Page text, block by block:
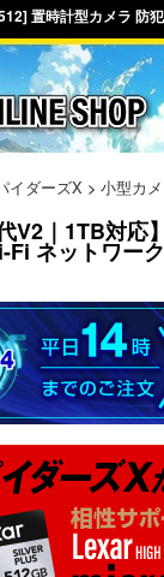
置時計型カメラ
イダーズX > 小型カ
代V2｜1TB対
Fi ネットワー